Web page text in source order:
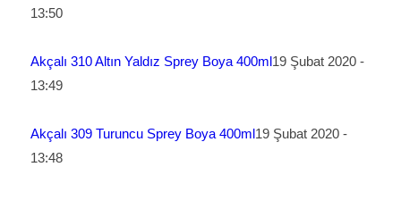
13:50
Akçalı 310 Altın Yaldız Sprey Boya 400ml19 Şubat 2020 -
13:49
Akçalı 309 Turuncu Sprey Boya 400ml19 Şubat 2020 -
13:48